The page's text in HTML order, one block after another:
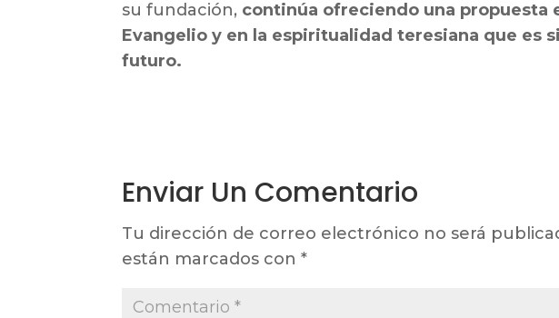
su fundación, continúa ofreciendo una propuesta
Evangelio y en la espiritualidad teresiana que es
futuro.
Enviar Un Comentario
Tu dirección de correo electrónico no será
están marcados con*